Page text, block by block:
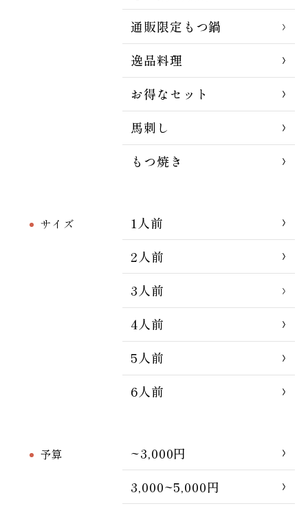
通販限定もつ鍋
逸品料理
お得なセット
馬刺し
もつ焼き
サイズ
1人前
2人前
3人前
4人前
5人前
6人前
予算
~3,000円
3,000~5,000円